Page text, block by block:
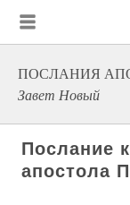
ПОСЛАНИЯ
Завет Новый
Послание
апостола